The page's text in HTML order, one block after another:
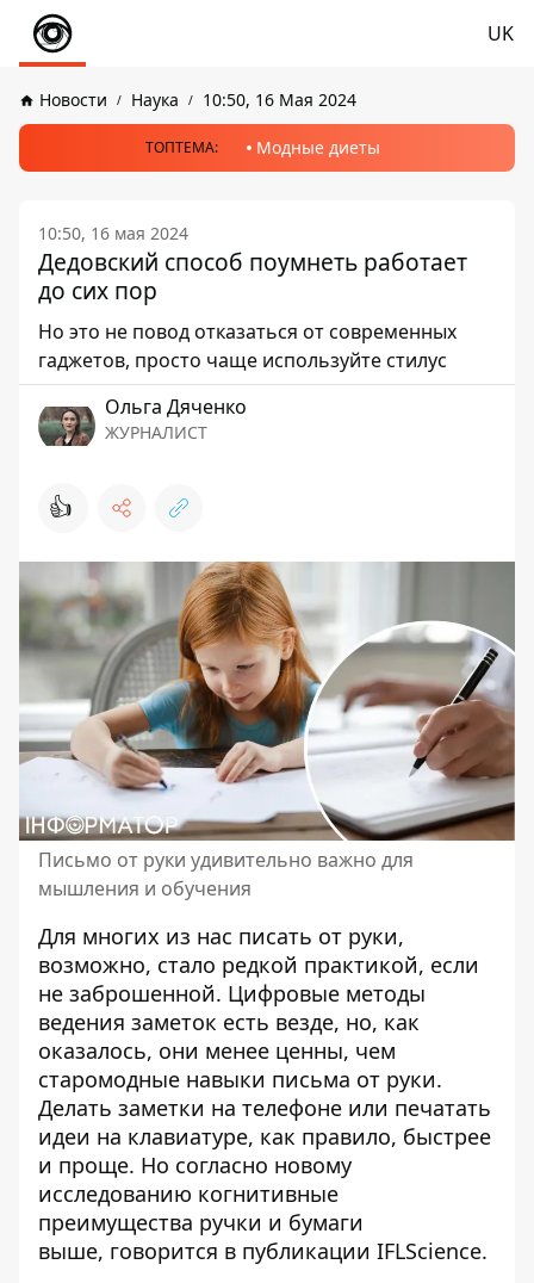
UK
Новости Наука 10:50, 16 Мая 2024
ТОПТЕМА: Модные диеты
10:50, 16 мая 2024
Дедовский способ поумнеть работает
до сих пор
Но это не повод отказаться от современных
гаджетов, просто чаще используйте стилус
Ольга Дяченко
ЖУРНАЛИСТ
👍
Письмо от руки удивительно важно для
мышления и обучения
Для многих из нас писать от руки,
возможно, стало редкой практикой, если
не заброшенной. Цифровые методы
ведения заметок есть везде, но, как
оказалось, они менее ценны, чем
старомодные навыки письма от руки.
Делать заметки на телефоне или печатать
идеи на клавиатуре, как правило, быстрее
и проще. Но согласно новому
исследованию когнитивные
преимущества ручки и бумаги
выше, говорится в публикации IFLScience.